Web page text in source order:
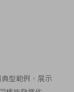
。
型範例，展示